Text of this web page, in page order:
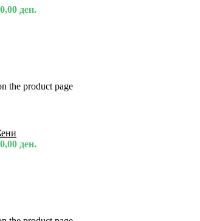
ден.
the product page
ден.